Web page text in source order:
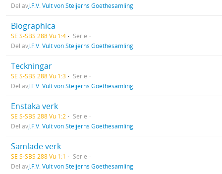
Del avJ.F.V. Vult von Steijerns Goethesamling
Biographica
SE S-SBS 288 Vu 1:4
Serie
Del avJ.F.V. Vult von Steijerns Goethesamling
Teckningar
SE S-SBS 288 Vu 1:3
Serie
Del avJ.F.V. Vult von Steijerns Goethesamling
Enstaka verk
SE S-SBS 288 Vu 1:2
Serie
Del avJ.F.V. Vult von Steijerns Goethesamling
Samlade verk
SE S-SBS 288 Vu 1:1
Serie
Del avJ.F.V. Vult von Steijerns Goethesamling